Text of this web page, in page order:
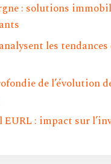
: solutions
les
de l’évolution
EURL : impact sur